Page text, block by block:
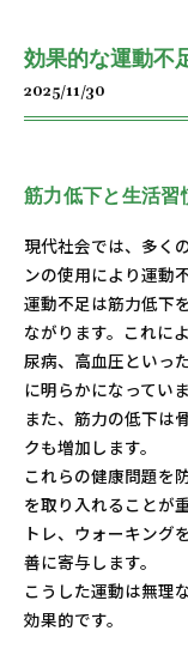
効果的な運動不
2025/11/30
筋力低下と生活習
現代社会では、多く
ンの使用により運動
運動不足は筋力低下
ながります。これに
尿病、高血圧といっ
に明らかになっていま
また、筋力の低下は
クも増加します。
これらの健康問題を
を取り入れることが
トレ、ウォーキング
善に寄与します。
こうした運動は無理
効果的です。